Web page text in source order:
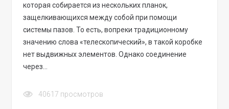
которая собирается из нескольких планок,
защелкивающихся между собой при помощи
системы пазов. То есть, вопреки традиционному
значению слова «телескопический», в такой коробке
нет выдвижных элементов. Однако соединение
через…
40617 просмотров